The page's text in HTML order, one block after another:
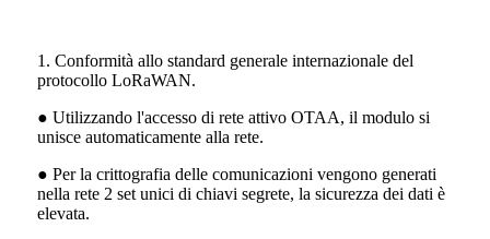
1. Conformità allo standard generale internazionale del
protocollo LoRaWAN.
● Utilizzando l'accesso di rete attivo OTAA, il modulo si
unisce automaticamente alla rete.
● Per la crittografia delle comunicazioni vengono generati
nella rete 2 set unici di chiavi segrete, la sicurezza dei dati è
elevata.